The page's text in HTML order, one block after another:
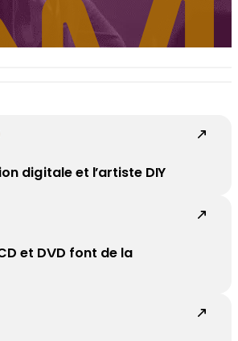
digitale et l’artiste DIY
et DVD font de la